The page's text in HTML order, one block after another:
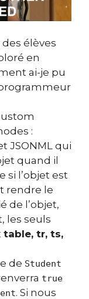
élèves
en
ai-je pu
programmeur
:
JSONML qui
quand il
si l’objet est
rendre le
de l’objet,
les seuls
table, tr, ts,
de Student
true
. Si nous